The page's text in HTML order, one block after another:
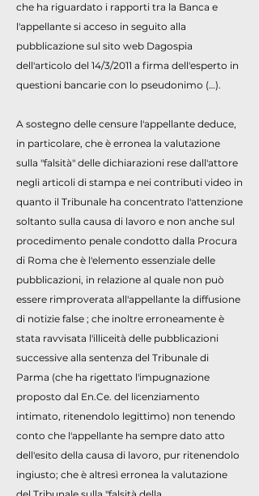
che ha riguardato i rapporti tra la Banca e
l'appellante si acceso in seguito alla
pubblicazione sul sito web Dagospia
dell'articolo del 14/3/2011 a firma dell'esperto in
questioni bancarie con lo pseudonimo (…).
A sostegno delle censure l'appellante deduce,
in particolare, che è erronea la valutazione
sulla "falsità" delle dichiarazioni rese dall'attore
negli articoli di stampa e nei contributi video in
quanto il Tribunale ha concentrato l'attenzione
soltanto sulla causa di lavoro e non anche sul
procedimento penale condotto dalla Procura
di Roma che è l'elemento essenziale delle
pubblicazioni, in relazione al quale non può
essere rimproverata all'appellante la diffusione
di notizie false ; che inoltre erroneamente è
stata ravvisata l'illiceità delle pubblicazioni
successive alla sentenza del Tribunale di
Parma (che ha rigettato l'impugnazione
proposto dal En.Ce. del licenziamento
intimato, ritenendolo legittimo) non tenendo
conto che l'appellante ha sempre dato atto
dell'esito della causa di lavoro, pur ritenendolo
ingiusto; che è altresì erronea la valutazione